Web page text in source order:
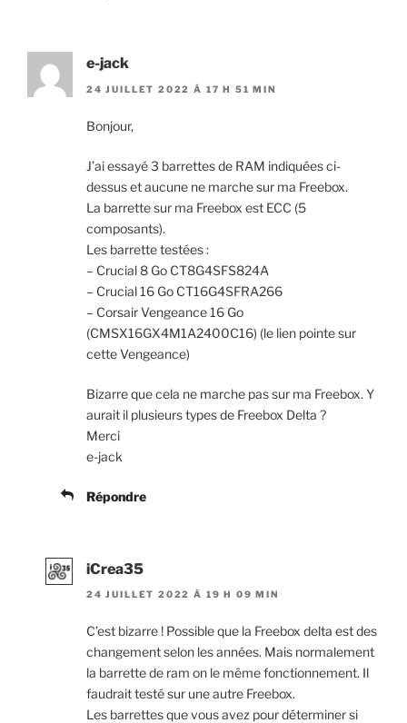
e-jack
24 JUILLET 2022 À 17 H 51 MIN
Bonjour,
J’ai essayé 3 barrettes de RAM indiquées ci-
dessus et aucune ne marche sur ma Freebox.
La barrette sur ma Freebox est ECC (5
composants).
Les barrette testées :
– Crucial 8 Go CT8G4SFS824A
– Crucial 16 Go CT16G4SFRA266
– Corsair Vengeance 16 Go
(CMSX16GX4M1A2400C16) (le lien pointe sur
cette Vengeance)
Bizarre que cela ne marche pas sur ma Freebox. Y
aurait il plusieurs types de Freebox Delta ?
Merci
e-jack
Répondre
iCrea35
24 JUILLET 2022 À 19 H 09 MIN
C’est bizarre ! Possible que la Freebox delta est des
changement selon les années. Mais normalement
la barrette de ram on le même fonctionnement. Il
faudrait testé sur une autre Freebox.
Les barrettes que vous avez pour déterminer si